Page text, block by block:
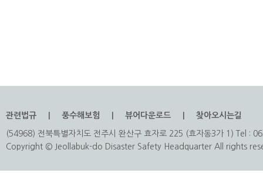
관련법규 풍수해보험 뷰어다운로드 찾아오시는길
(54968) 전북특별자치도 전주시 완산구 효자로 225 (효자동3가 1) Tel :
Copyright © Jeollabuk-do Disaster Safety Headquarter All rights